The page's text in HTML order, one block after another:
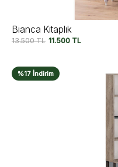
Bianca Kitaplık
13.500TL 11.500 TL
%17 İndirim